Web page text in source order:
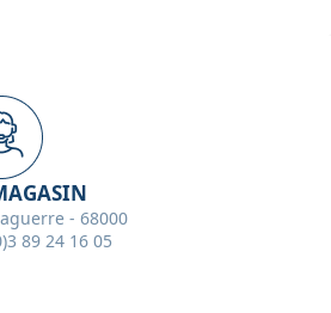
- 68000
89 24 16 05